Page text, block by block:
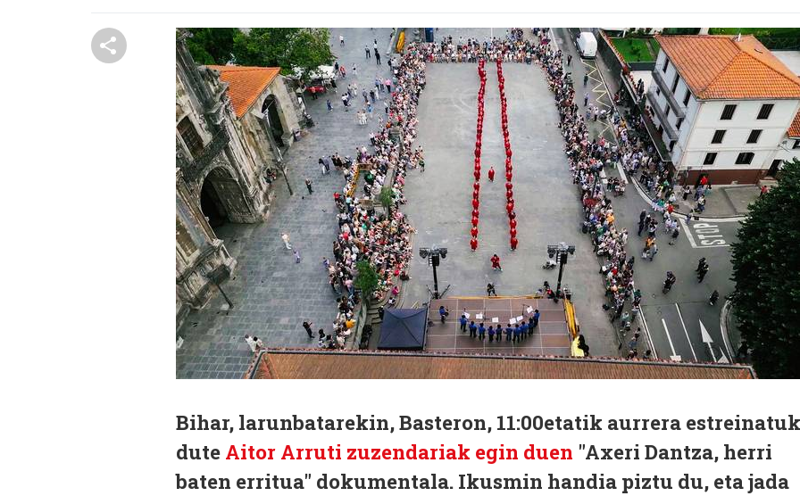
Bihar, larunbatarekin, Basteron, 11:00etatik aurrera
dute Aitor Arruti zuzendariak egin duen "Axeri Dantza, herri
baten erritua" dokumentala. Ikusmin handia piztu du, eta jada